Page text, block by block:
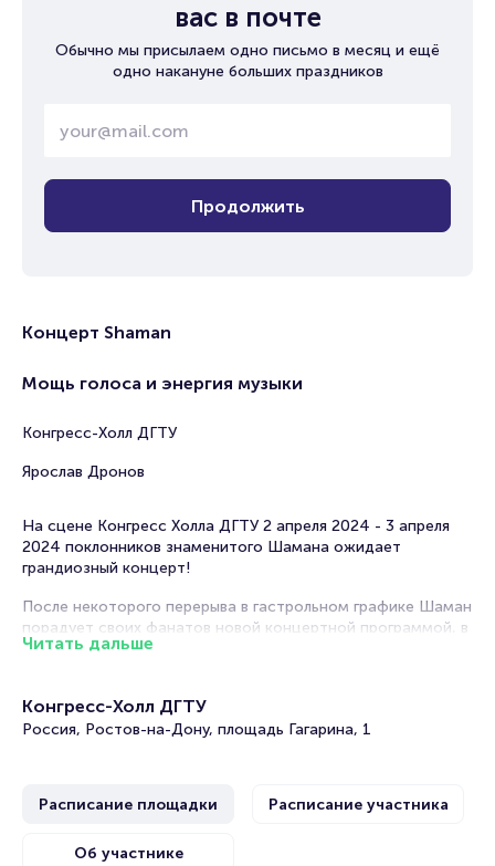
вас в почте
Обычно мы присылаем одно письмо в месяц и ещё
одно накануне больших праздников
Продолжить
Концерт Shaman
Мощь голоса и энергия музыки
Конгресс-Холл ДГТУ
Ярослав Дронов
На сцене Конгресс Холла ДГТУ 2 апреля 2024 - 3 апреля
2024 поклонников знаменитого Шамана ожидает
грандиозный концерт!
После некоторого перерыва в гастрольном графике Шаман
порадует своих фанатов новой концертной программой, в
которую вошли старые хиты и совершенно новые работы,
Как всегда, Shaman порадует поклонников своего
Приготовьтесь подпевать и двигаться в ритм динамичной
Читать дальше
Конгресс-Холл ДГТУ
Россия, Ростов-на-Дону, площадь Гагарина, 1
Расписание площадки Расписание участника
Об участнике